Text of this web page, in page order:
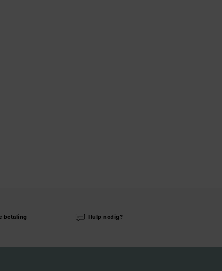
betaling Hulp nodig?